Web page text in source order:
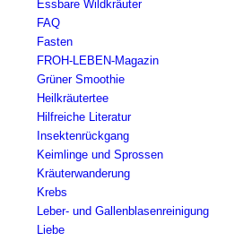
Essbare Wildkräuter
FAQ
Fasten
FROH-LEBEN-Magazin
Grüner Smoothie
Heilkräutertee
Hilfreiche Literatur
Insektenrückgang
Keimlinge und Sprossen
Kräuterwanderung
Krebs
Leber- und Gallenblasenreinigung
Liebe